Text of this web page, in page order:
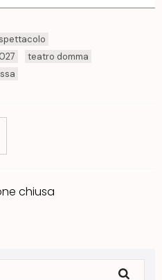
teatro domma
chiusa